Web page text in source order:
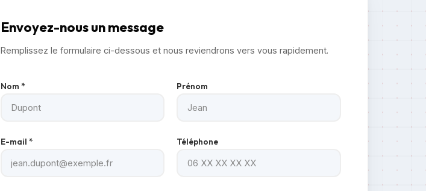
Envoyez-nous un message
Remplissez le formulaire ci-dessous et nous reviendrons vers vous rapidement.
Nom * Prénom
E-mail * Téléphone